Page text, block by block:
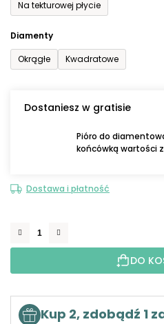
Na tekturowej płycie
Diamenty
Okrągłe
Kwadratowe
Dostaniesz w gratisie
Pióro do
końcówką wartości
Dostawa i płatność
DO
Kup 2, zdobądź 1